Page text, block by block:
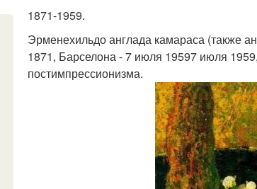
1871-1959.
Эрменехильдо англада камараса (также
1871, Барселона - 7 июля 19597 июля
постимпрессионизма.